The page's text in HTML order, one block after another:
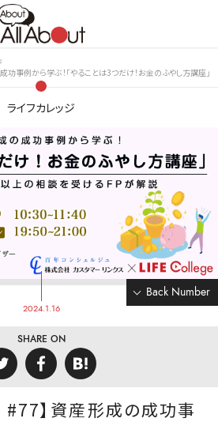
功事例から学ぶ！「やることは3つだけ！お金のふやし方講座」
ライフカレッジ
Back Number
2024.1.16
SHARE ON
#77】資産形成の成功事